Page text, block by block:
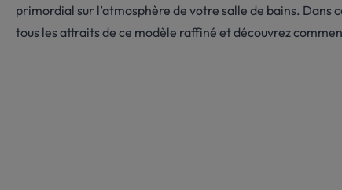
primordial sur l’atmosphère de votre salle de bains. Dans
tous les attraits de ce modèle raffiné et découvrez